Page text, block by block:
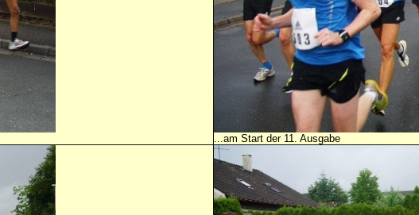
...am Start der 11. Ausgabe